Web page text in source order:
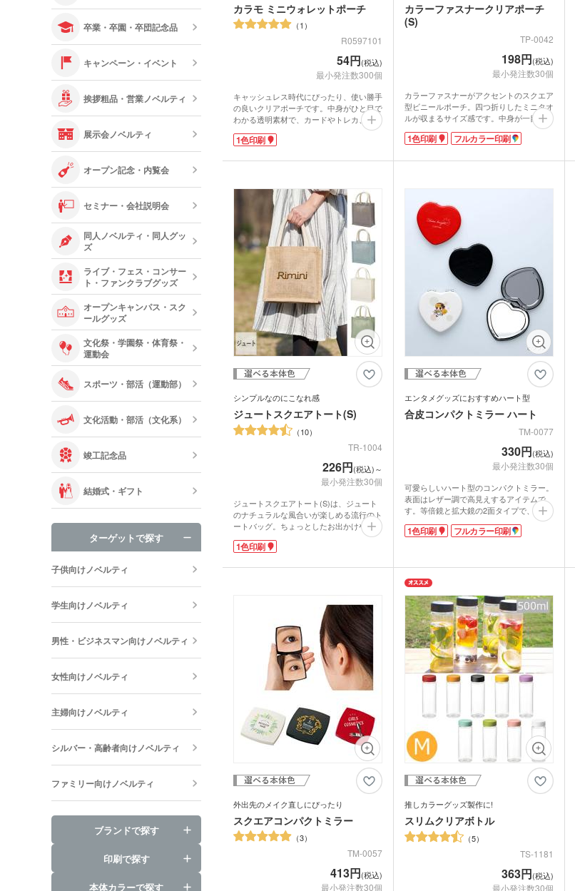
カラモ ミニウォレットポーチ
1
R0597101
54円(税込)
最小発注数300個
キャッシュレス時代にぴったり、使い勝手
の良いクリアポーチです。中身がひと目で
わかる透明素材で、カードやトレカ、リッ
プ、飴などの小物を見せながらすっきり整
理整頓！ファスナー付きで持ち運びも安心
活アイテムとしてもおすすめです。
ザインのポーチが作れます。イベントやキ
ャンペーンの配布品、ファンクラブ・同人
グッズとしても人気のノベルティです。
1色印刷
カラーファスナークリアポーチ
(S)
TP-0042
198円(税込)
最小発注数30個
カラーファスナーがアクセントのスクエア
型ビニールポーチ。四つ折りしたミニタオ
ルが収まるサイズ感です。中身が一目でわ
かるのでアクセサリーや日用品の仕分けポ
ーチに大人気。水に強いPVC素材で、アメ
表面にはオリジナル印刷が可能。キャラク
べる豊富なカラー展開！キャラクターグッ
ズを入れたセット販売にもおすすめです。
1色印刷 フルカラー印刷
シンプルなのにこなれ感
ジュートスクエアトート(S)
10
TR-1004
226円(税込)～
最小発注数30個
ジュートスクエアトート(S)は、ジュート
のナチュラルな風合いが楽しめる流行のト
ートバッグ。ちょっとしたお出かけや、ラ
ンチバッグにぴったりなサイズです。
ジュートは、麻の一種の天然素材。通気性
維です。そのため、コーヒー豆の袋などに
感は、こなれ感を演出。持ち手がオフホワ
イトで、バッグ本体と同色系のツートンカ
ラーなのもオシャレなポイントです。
ショップのロゴを印刷して、オーガニック
コスメやアロマセラピーショップなどのシ
ョッパーとしてもおすすめです。
1色印刷
エンタメグッズにおすすめハート型
合皮コンパクトミラー ハート
TM-0077
330円(税込)
最小発注数30個
可愛らしいハート型のコンパクトミラー。
表面はレザー調で高見えするアイテムで
す。等倍鏡と拡大鏡の2面タイプで、メイ
ク直しに最適。折りたたむと手の平サイズ
で、ポーチに入れてもかさばりません。
ート型に印刷できるのでエンタメグッズや
キャラクター、アイドルグッズ制作におす
すめです。
1色印刷 フルカラー印刷
外出先のメイク直しにぴったり
スクエアコンパクトミラー
3
TM-0057
413円(税込)
最小発注数30個
推しカラーグッズ製作に!
スリムクリアボトル
5
TS-1181
363円(税込)
最小発注数30個
卒業・卒園・卒団記念品
キャンペーン・イベント
挨拶粗品・営業ノベルティ
展示会ノベルティ
オープン記念・内覧会
セミナー・会社説明会
同人ノベルティ・同人グッ
ズ
ライブ・フェス・コンサー
ト・ファンクラブグッズ
オープンキャンパス・スク
ールグッズ
文化祭・学園祭・体育祭・
運動会
スポーツ・部活（運動部）
文化活動・部活（文化系）
竣工記念品
結婚式・ギフト
ターゲットで探す
子供向けノベルティ
学生向けノベルティ
男性・ビジネスマン向けノベルティ
女性向けノベルティ
主婦向けノベルティ
シルバー・高齢者向けノベルティ
ファミリー向けノベルティ
ブランドで探す
印刷で探す
本体カラーで探す